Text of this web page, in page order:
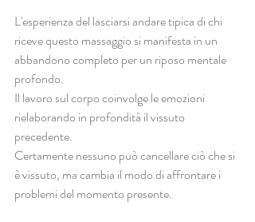
L'esperienza del lasciarsi andare tipica di chi
riceve questo massaggio si manifesta in un
abbandono completo per un riposo mentale
profondo.
Il lavoro sul corpo coinvolge le emozioni
rielaborando in profondità il vissuto
precedente.
Certamente nessuno può cancellare ciò che si
è vissuto, ma cambia il modo di affrontare i
problemi del momento presente.